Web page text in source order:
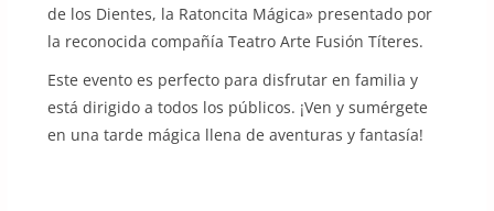
de los Dientes, la Ratoncita Mágica» presentado por
la reconocida compañía Teatro Arte Fusión Títeres.
Este evento es perfecto para disfrutar en familia y
está dirigido a todos los públicos. ¡Ven y sumérgete
en una tarde mágica llena de aventuras y fantasía!